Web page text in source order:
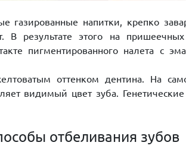
напитки, крепко
В результате этого на
пигментированного налета с
оттенком дентина. На
видимый цвет зуба.
отбеливания зубов